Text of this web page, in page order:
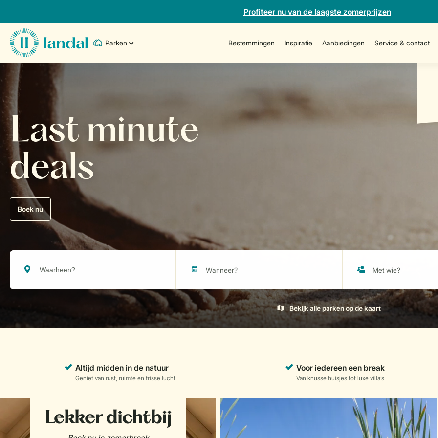
Profiteer nu van de laagste zomerprijzen
Parken Bestemmingen Inspiratie Aanbiedingen Service & contact
Last minute
deals
Boek nu
Bekijk alle parken op de kaart